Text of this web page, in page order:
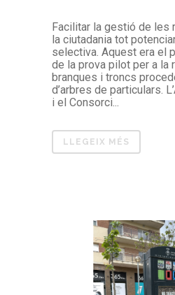
Facilitar la gestió de les
la ciutadania tot
selectiva. Aquest era el
de la prova pilot per a la
branques i troncs
d’arbres de particulars.
i el Consorci...
LLEGEIX MÉS